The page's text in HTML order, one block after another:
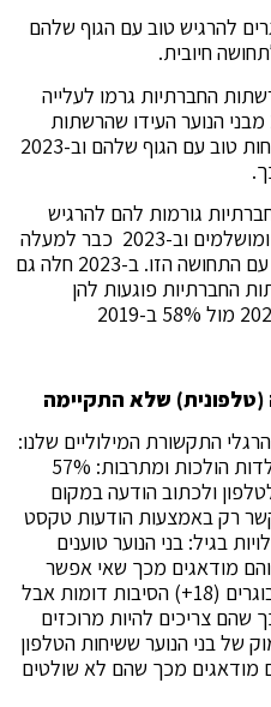
הבוגרים להרגיש טוב עם הגוף שלהם
החברתיות גרמו לעלייה
בהשפעה השלילית: ב-2019 28% מבני הנוער העידו שהרשתות
החברתיות גורמות להם להרגיש פחות טוב עם הגוף שלהם וב-2023
החברתיות גורמות להם להרגיש
שהחיים של אחרים יותר מאושרים ומושלמים וב-2023 כבר למעלה
ממחצית מבני הנוער – 55% חיים עם התחושה הזו. ב-2023 חלה גם
החברתיות פוגעות להן
שלא התקיימה
התקשורת המילוליים שלנו:
השיחות הולכות ומתמעטות וההקלדות הולכות ומתרבות: 57%
ולכתוב הודעה במקום
לתקשר רק באמצעות הודעות טקסט
בגיל: בני הנוער טוענים
מלחיצות אותם (25%) והם מודאגים מכך שאי אפשר
לתקן או למחוק (23%). אצל המבוגרים (18+) הסיבות דומות אבל
מודאגים מכך שהם צריכים להיות מרוכזים
של בני הנוער ששיחות הטלפון
טוענים שהם מודאגים מכך שהם לא שולטים